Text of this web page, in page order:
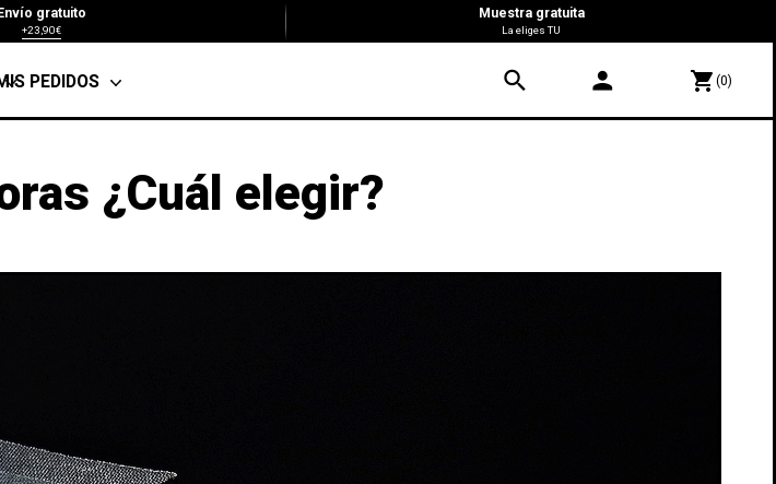
Envío gratuito
+23,90€
Muestra gratuita
La eliges TU
PEDIDOS search person shopping_cart(0)
¿Cuál elegir?